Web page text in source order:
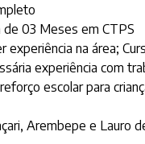
de 03 Meses em CTPS
experiência na área;
experiência com
escolar para
Arembepe e Lauro